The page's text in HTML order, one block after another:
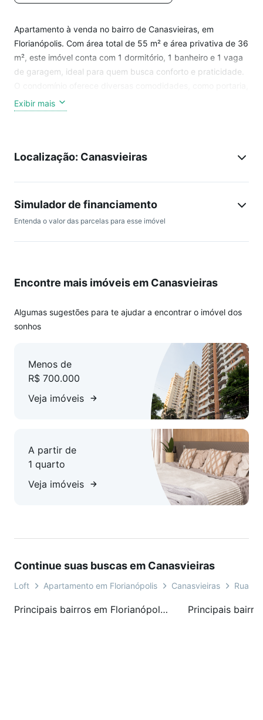
Apartamento à venda no bairro de Canasvieiras, em
Florianópolis. Com área total de 55 m² e área privativa de 36
m², este imóvel conta com 1 dormitório, 1 banheiro e 1 vaga
de garagem, ideal para quem busca conforto e praticidade.
elevador e segurança 24 horas. Aproveite a oportunidade de
viver em um espaço com ar condicionado, água quente e
Não perca a chance de conhecer seu novo lar!
Exibir mais
Localização: Canasvieiras
Simulador de financiamento
Entenda o valor das parcelas para esse imóvel
Encontre mais imóveis em Canasvieiras
Algumas sugestões para te ajudar a encontrar o imóvel dos
sonhos
Menos de
R$ 700.000
Veja imóveis
A partir de
1 quarto
Veja imóveis
Continue suas buscas em Canasvieiras
Loft Apartamento em Florianópolis Canasvieiras Rua
Principais bairros em Florianópolis, SC